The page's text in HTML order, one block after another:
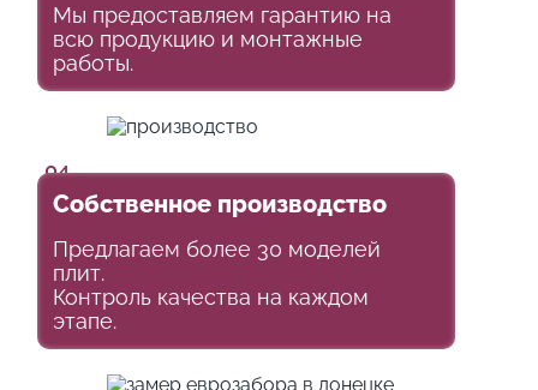
Мы предоставляем гарантию на
всю продукцию и монтажные
работы.
04
Собственное производство
Предлагаем более 30 моделей
плит.
Контроль качества на каждом
этапе.